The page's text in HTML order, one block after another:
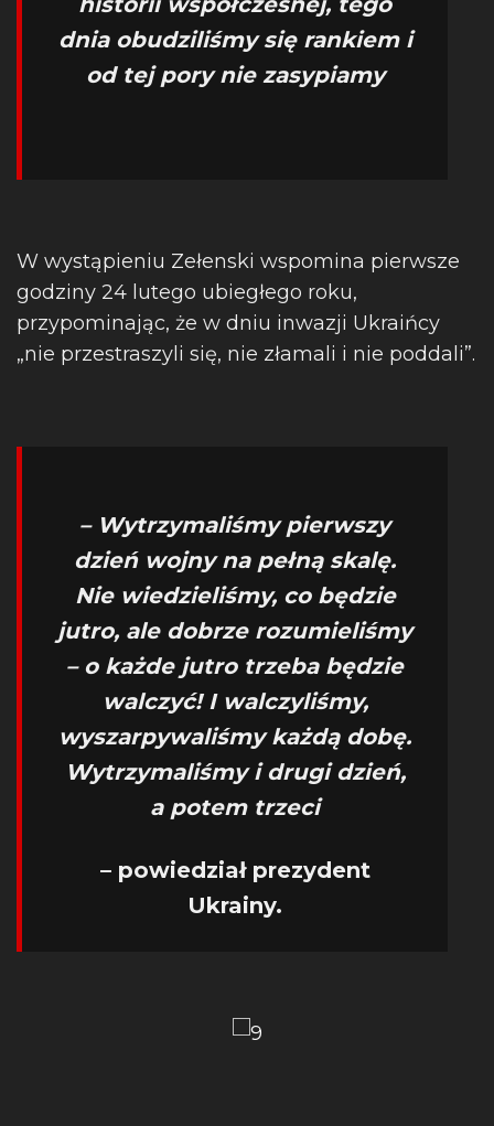
dnia obudziliśmy się rankiem i
od tej pory nie zasypiamy
W wystąpieniu Zełenski wspomina pierwsze
godziny 24 lutego ubiegłego roku,
przypominając, że w dniu inwazji Ukraińcy
„nie przestraszyli się, nie złamali i nie poddali”.
– Wytrzymaliśmy pierwszy
dzień wojny na pełną skalę.
Nie wiedzieliśmy, co będzie
jutro, ale dobrze rozumieliśmy
– o każde jutro trzeba będzie
walczyć! I walczyliśmy,
wyszarpywaliśmy każdą dobę.
Wytrzymaliśmy i drugi dzień,
a potem trzeci
– powiedział prezydent
Ukrainy.